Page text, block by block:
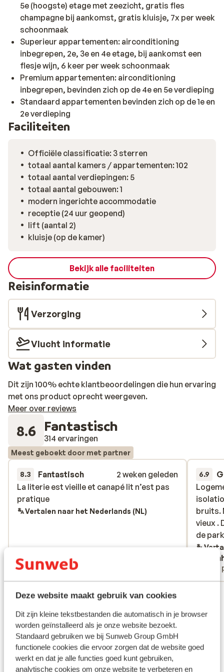
Deze website maakt gebruik van cookies
Dit zijn kleine tekstbestanden die automatisch in je browser
worden geïnstalleerd als je onze website bezoekt.
Standaard gebruiken we bij Sunweb Group GmbH
functionele cookies die ervoor zorgen dat de website goed
werkt en dat je alle functies goed kunt gebruiken,
analytische cookies om onze website te verbeteren en
5e (hoogste) etage met zeezicht, gratis fles
champagne bij aankomst, gratis kluisje, 7x per week
schoonmaak
Superieur appartementen: airconditioning
inbegrepen, 2e, 3e en 4e etage, bij aankomst een
flesje wijn, 6 keer per week schoonmaak
Premium appartementen: airconditioning
inbegrepen, bevinden zich op de 4e en 5e verdieping
Standaard appartementen bevinden zich op de 1e en
2e verdieping
Faciliteiten
Officiële classificatie: 3 sterren
totaal aantal kamers / appartementen: 102
totaal aantal verdiepingen: 5
totaal aantal gebouwen: 1
modern ingerichte accommodatie
receptie (24 uur geopend)
lift (aantal 2)
kluisje (op de kamer)
Bekijk alle faciliteiten
Reisinformatie
Verzorging
Vlucht informatie
Wat gasten vinden
Dit zijn 100% echte klantbeoordelingen die hun ervaring
met ons product oprecht weergeven.
Meer over reviews
8.6 Fantastisch
314 ervaringen
Meest geboekt door met partner
8.3 Fantastisch
2 weken geleden
La literie est vieille et canapé lit n’est pas
pratique
La literie est vieille et canapé lit n’est pas
pratique
Vertalen naar het Nederlands (NL)
Mickaël et Celine
Met familie
6.9
bruits.
vieux .
de
bruits.
vieux .
de
Bekijk alle 314 ervaringen
Ligging
Bekijk op kaart